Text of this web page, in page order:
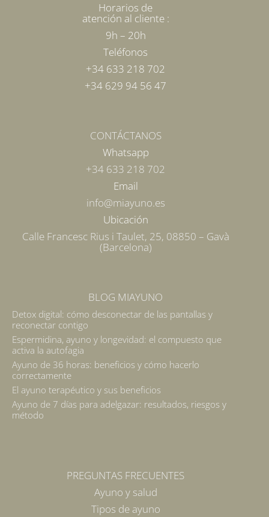
Horarios de
atención al cliente :
9h – 20h
Teléfonos
+34 633 218 702
+34 629 94 56 47
CONTÁCTANOS
Whatsapp
+34 633 218 702
Email
info@miayuno.es
Ubicación
Calle Francesc Rius i Taulet, 25, 08850 – Gavà
(Barcelona)
BLOG MIAYUNO
Detox digital: cómo desconectar de las pantallas y
reconectar contigo
Espermidina, ayuno y longevidad: el compuesto que
activa la autofagia
Ayuno de 36 horas: beneficios y cómo hacerlo
correctamente
El ayuno terapéutico y sus beneficios
Ayuno de 7 días para adelgazar: resultados, riesgos y
método
PREGUNTAS FRECUENTES
Ayuno y salud
Tipos de ayuno